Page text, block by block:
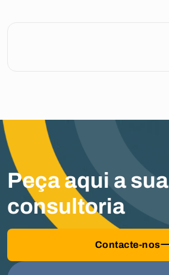
Peça aqui a sua
consultoria
Contacte-nos